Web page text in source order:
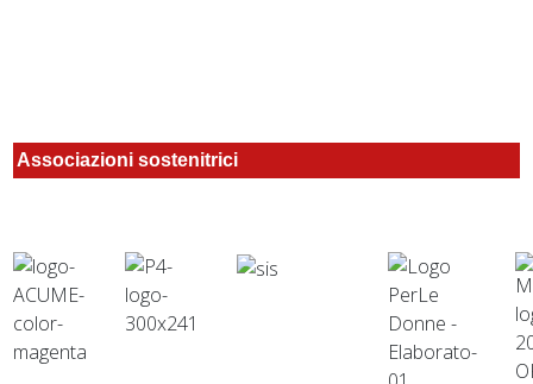
Associazioni sostenitrici